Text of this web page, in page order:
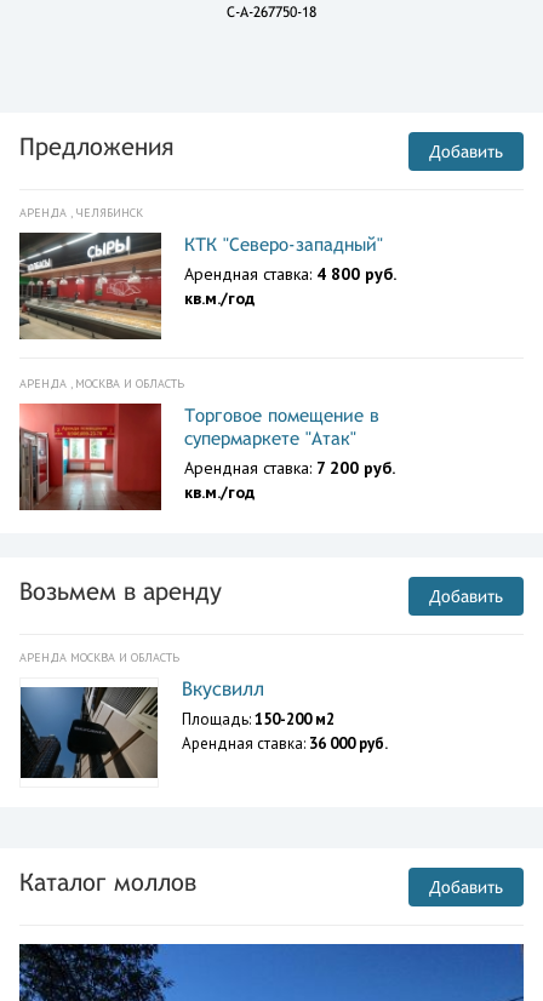
C-A-267750-18
Предложения Добавить
АРЕНДА , ЧЕЛЯБИНСК
КТК "Северо-западный"
Арендная ставка: 4 800 руб.
кв.м./год
АРЕНДА , МОСКВА И ОБЛАСТЬ
Торговое помещение в
супермаркете "Атак"
Арендная ставка: 7 200 руб.
кв.м./год
Возьмем в аренду Добавить
АРЕНДА МОСКВА И ОБЛАСТЬ
Вкусвилл
Площадь:150-200 м2
Арендная ставка: 36 000 руб.
Каталог моллов Добавить